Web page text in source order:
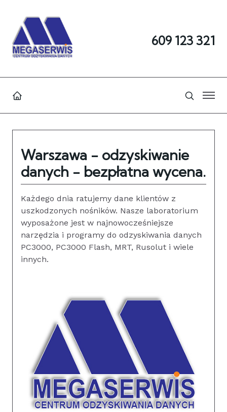
609 123 321
Warszawa - odzyskiwanie
danych - bezpłatna wycena.
Każdego dnia ratujemy dane klientów z
uszkodzonych nośników. Nasze laboratorium
wyposażone jest w najnowocześniejsze
narzędzia i programy do odzyskiwania danych
PC3000, PC3000 Flash, MRT, Rusolut i wiele
innych.